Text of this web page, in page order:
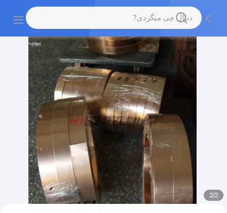
2
/
2